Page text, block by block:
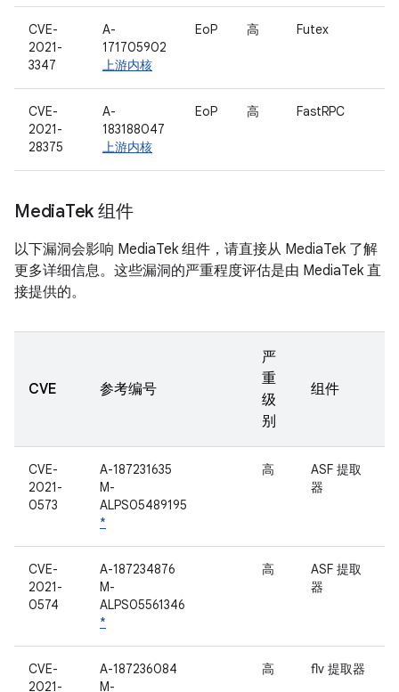
CVE-
2021-
3347
A-
171705902
上游内核
EoP 高 Futex
CVE-
2021-
28375
A-
183188047
上游内核
EoP 高 FastRPC
MediaTek 组件
以下漏洞会影响 MediaTek 组件，请直接从 MediaTek 了解
更多详细信息。这些漏洞的严重程度评估是由 MediaTek 直
接提供的。
CVE 参考编号
严
重
级
别
组件
CVE-
2021-
0573
A-187231635
M-
ALPS05489195
*
高
ASF 提取
器
CVE-
2021-
0574
A-187234876
M-
ALPS05561346
*
高
ASF 提取
器
CVE-
2021-
A-187236084
M-
高 flv 提取器